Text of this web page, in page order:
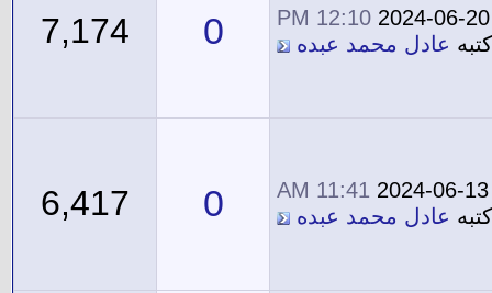
2024-06-20
12:10 PM
كتبه عادل محمد عبده 0
7,174
2024-06-13
11:41 AM
كتبه عادل محمد عبده 0
6,417